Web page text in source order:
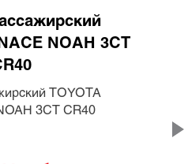
TOYOTA
3CT CR40